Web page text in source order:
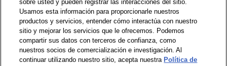
Zona de Bienestar | © 1999 - 2026 CVS.com
sobre usted y pueden registrar las interacciones del sitio.
Usamos esta información para proporcionarle nuestros
productos y servicios, entender cómo interactúa con nuestro
sitio y mejorar los servicios que le ofrecemos. Podemos
compartir sus datos con terceros de confianza, como
nuestros socios de comercialización e investigación. Al
continuar utilizando nuestro sitio, acepta nuestra Política de